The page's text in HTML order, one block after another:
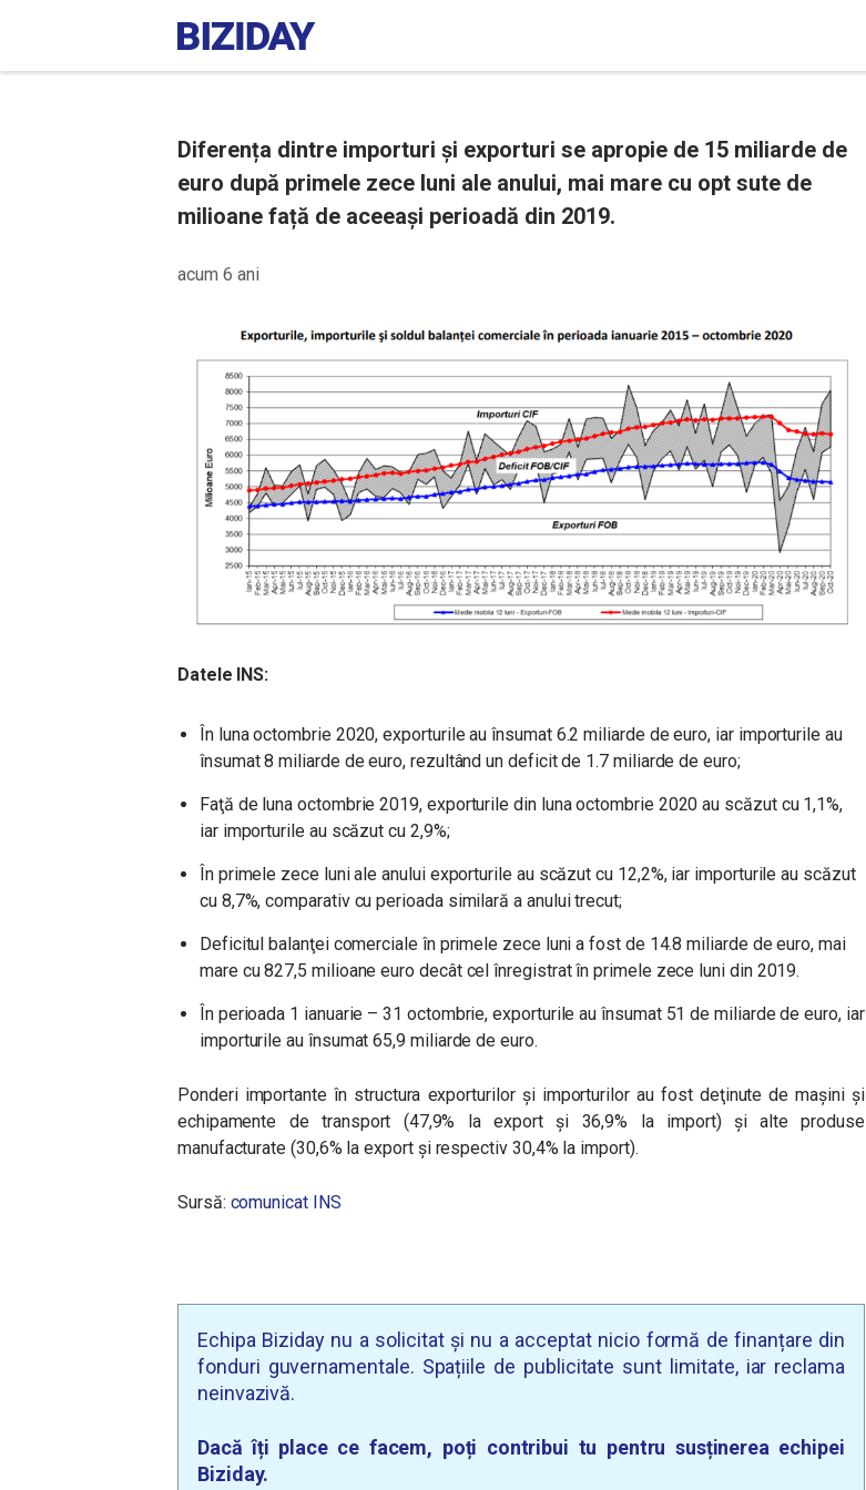
Diferența dintre importuri și exporturi se apropie de 15 miliarde de
euro după primele zece luni ale anului, mai mare cu opt sute de
milioane față de aceeași perioadă din 2019.
acum 6 ani
Datele INS:
În luna octombrie 2020, exporturile au însumat 6.2 miliarde de euro, iar importurile au
însumat 8 miliarde de euro, rezultând un deficit de 1.7 miliarde de euro;
Faţă de luna octombrie 2019, exporturile din luna octombrie 2020 au scăzut cu 1,1%,
iar importurile au scăzut cu 2,9%;
În primele zece luni ale anului exporturile au scăzut cu 12,2%, iar importurile au scăzut
cu 8,7%, comparativ cu perioada similară a anului trecut;
Deficitul balanţei comerciale în primele zece luni a fost de 14.8 miliarde de euro, mai
mare cu 827,5 milioane euro decât cel înregistrat în primele zece luni din 2019.
În perioada 1 ianuarie – 31 octombrie, exporturile au însumat 51 de miliarde de euro, iar
importurile au însumat 65,9 miliarde de euro.
Ponderi importante în structura exporturilor şi importurilor au fost deţinute de maşini şi
echipamente de transport (47,9% la export şi 36,9% la import) şi alte produse
manufacturate (30,6% la export şi respectiv 30,4% la import).
Sursă: comunicat INS
Echipa Biziday nu a solicitat și nu a acceptat nicio formă de finanțare din
fonduri guvernamentale. Spațiile de publicitate sunt limitate, iar reclama
neinvazivă.
Dacă îți place ce facem, poți contribui tu pentru susținerea echipei
Biziday.